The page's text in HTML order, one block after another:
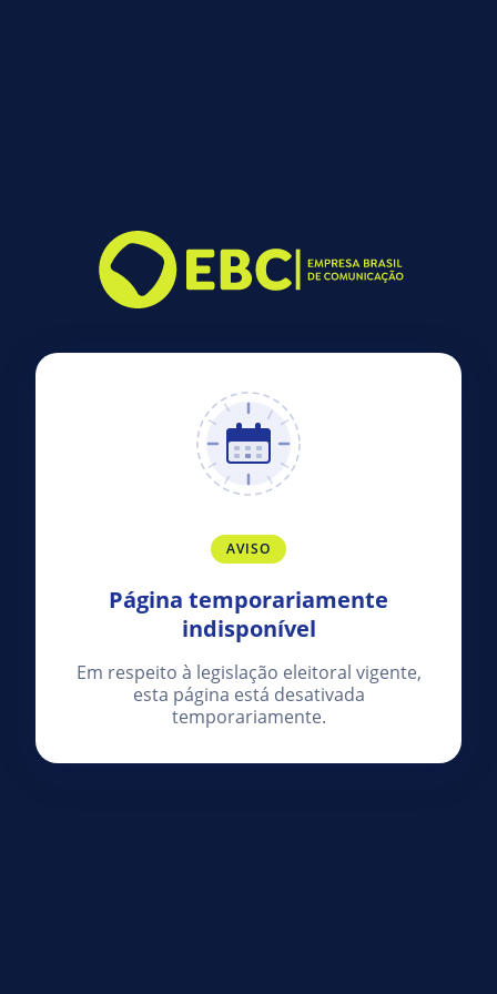
AVISO
Página temporariamente
indisponível
Em respeito à legislação eleitoral vigente,
esta página está desativada
temporariamente.